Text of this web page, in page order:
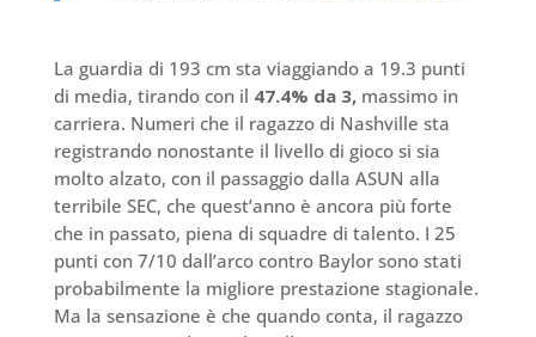
La guardia di 193 cm sta viaggiando a 19.3 punti
di media, tirando con il 47.4% da 3,massimo in
carriera. Numeri che il ragazzo di Nashville sta
registrando nonostante il livello di gioco si sia
molto alzato, con il passaggio dalla ASUN alla
terribile SEC, che quest’anno è ancora più forte
che in passato, piena di squadre di talento. I 25
punti con 7/10 dall’arco contro Baylor sono stati
probabilmente la migliore prestazione stagionale.
Ma la sensazione è che quando conta, il ragazzo